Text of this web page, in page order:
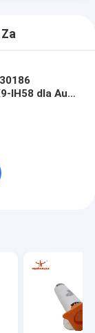
IH58 dla Au i